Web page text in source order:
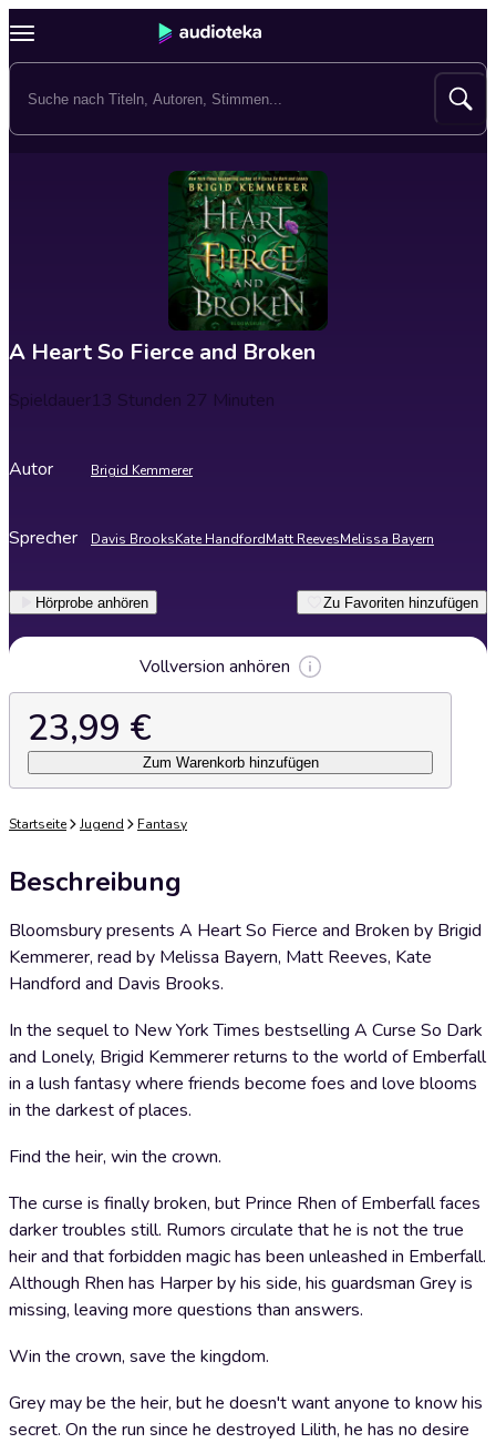
A Heart So Fierce and Broken
Spieldauer13 Stunden 27 Minuten
Autor Brigid Kemmerer
Sprecher Davis BrooksKate HandfordMatt ReevesMelissa Bayern
Hörprobe anhören Zu Favoriten hinzufügen
Vollversion anhören
23,99 €
Zum Warenkorb hinzufügen
Startseite Jugend Fantasy
Beschreibung
Bloomsbury presents A Heart So Fierce and Broken by Brigid
Kemmerer, read by Melissa Bayern, Matt Reeves, Kate
Handford and Davis Brooks.
In the sequel to New York Times bestselling A Curse So Dark
and Lonely, Brigid Kemmerer returns to the world of Emberfall
in a lush fantasy where friends become foes and love blooms
in the darkest of places.
Find the heir, win the crown.
The curse is finally broken, but Prince Rhen of Emberfall faces
darker troubles still. Rumors circulate that he is not the true
heir and that forbidden magic has been unleashed in Emberfall.
Although Rhen has Harper by his side, his guardsman Grey is
missing, leaving more questions than answers.
Win the crown, save the kingdom.
Grey may be the heir, but he doesn't want anyone to know his
secret. On the run since he destroyed Lilith, he has no desire